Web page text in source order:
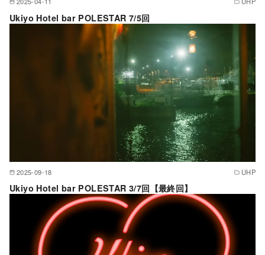
Ukiyo Hotel bar POLESTAR 7/5回
2025-09-18 UHP
Ukiyo Hotel bar POLESTAR 3/7回【最終回】